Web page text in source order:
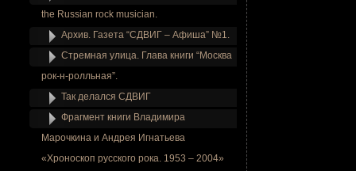
the Russian rock musician.
Архив. Газета “СДВИГ – Афиша” №1.
Стремная улица. Глава книги “Москва
рок-н-ролльная”.
Так делался СДВИГ
Фрагмент книги Владимира
Марочкина и Андрея Игнатьева
«Хроноскоп русского рока. 1953 – 2004»